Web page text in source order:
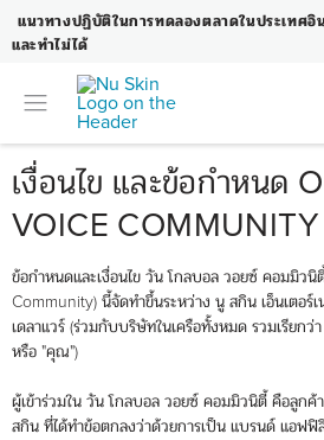
แนวทางปฏิบัติในการทดลองตลาดในประเทศอิ
และทำไม่ได้
เงื่อนไข และข้อกำหนด
VOICE COMMUNITY
ข้อกำหนดและเงื่อนไข วัน โกลบอล วอยซ์ คอมมิว
Community) นี้จัดทำขึ้นระหว่าง นู สกิน เอ็นเตอร์
เดลาแวร์ (ร่วมกับบริษัทในเครือทั้งหมด รวมเรียกว่
หรือ "คุณ")
ผู้เข้าร่วมใน วัน โกลบอล วอยซ์ คอมมิวนิตี้ คือลูก
สกิน ที่ได้ทำข้อตกลงว่าด้วยการเป็น แบรนด์ แอฟ